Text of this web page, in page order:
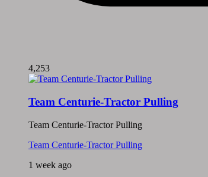
4,253
Team Centurie-Tractor Pulling
Team Centurie-Tractor Pulling
Team Centurie-Tractor Pulling
1 week ago